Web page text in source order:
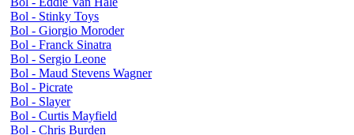
Bol - Stinky Toys
Bol - Giorgio Moroder
Bol - Franck Sinatra
Bol - Sergio Leone
Bol - Maud Stevens Wagner
Bol - Picrate
Bol - Slayer
Bol - Curtis Mayfield
Bol - Chris Burden